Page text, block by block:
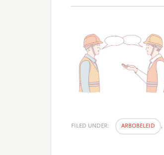
FILED UNDER: ARBOBELEID ,